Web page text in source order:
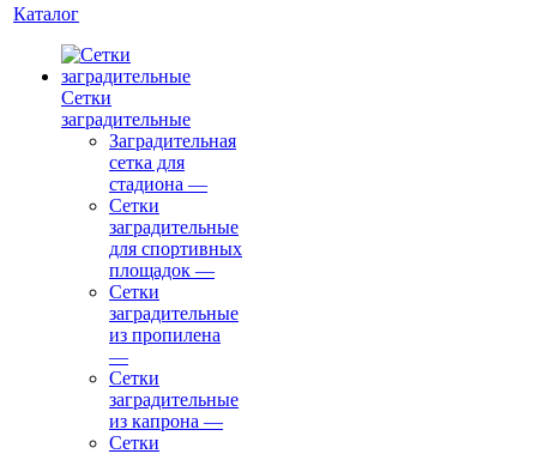
Каталог
Сетки
заградительные
Заградительная
сетка для
стадиона —
Сетки
заградительные
для спортивных
площадок —
Сетки
заградительные
из пропилена
—
Сетки
заградительные
из капрона —
Сетки